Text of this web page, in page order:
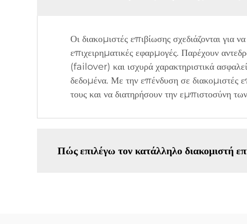
Οι διακομιστές επιβίωσης σχεδιάζονται για
επιχειρηματικές εφαρμογές. Παρέχουν
(failover) και ισχυρά χαρακτηριστικά
δεδομένα. Με την επένδυση σε διακομιστές
τους και να διατηρήσουν την εμπιστοσύνη
Πώς επιλέγω τον κατάλληλο διακομιστή